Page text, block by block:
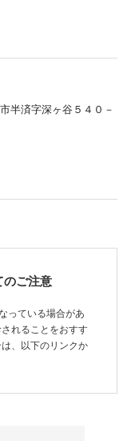
半済字深ヶ谷５４０－
のご注意
っている場合があ
れることをおすす
、以下のリンクか